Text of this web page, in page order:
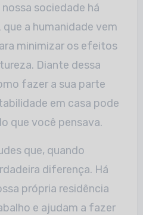
sociedade há
a humanidade vem
minimizar os efeitos
Diante dessa
fazer a sua parte
em casa pode
que você pensava.
que, quando
diferença. Há
própria residência
e ajudam a fazer